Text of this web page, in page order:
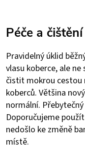
Péče a čištění
Pravidelný úklid
vlasu koberce, ale ne
čistit mokrou cestou
koberců. Většina
normální.
Doporučujeme
nedošlo ke změně
místě.